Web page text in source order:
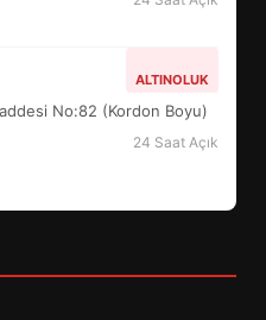
ALTINOLUK
No:82 (Kordon Boyu)
24 Saat Açık
KAYITLARI NEYİ
NASIL